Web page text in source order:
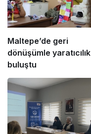
Maltepe’de geri
dönüşümle yaratıcılık
buluştu